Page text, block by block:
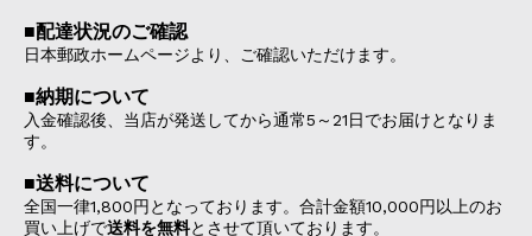
■配達状況のご確認
日本郵政ホームページより、ご確認いただけます。
■納期について
入金確認後、当店が発送してから通常5～21日でお届けとなりま
す。
■送料について
全国一律1,800円となっております。合計金額10,000円以上のお
買い上げで送料を無料とさせて頂いております。